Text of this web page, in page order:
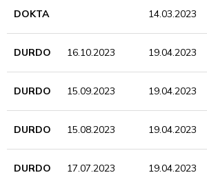
DOKTA 14.03.2023
DURDO 16.10.2023 19.04.2023
DURDO 15.09.2023 19.04.2023
DURDO 15.08.2023 19.04.2023
DURDO 17.07.2023 19.04.2023